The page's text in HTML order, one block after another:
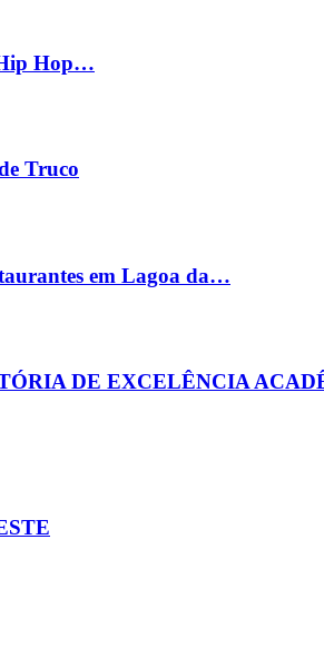
Hop…
Truco
em Lagoa da…
DE EXCELÊNCIA